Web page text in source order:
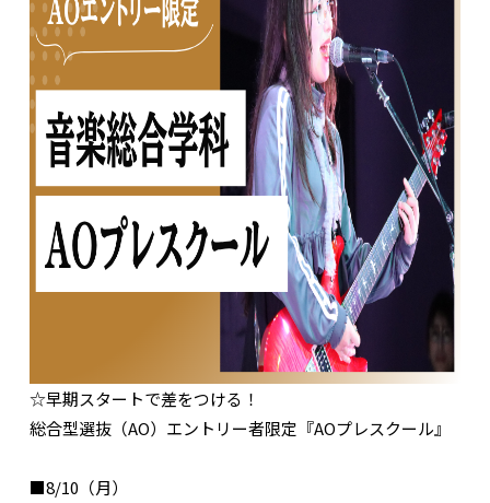
☆早期スタートで差をつける！
総合型選抜（AO）エントリー者限定『AOプレスクール』
■8/10（月）